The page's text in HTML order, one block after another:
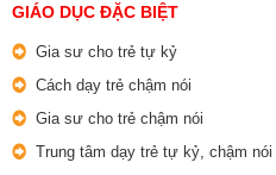
GIÁO DỤC ĐẶC BIỆT
Gia sư cho trẻ tự kỷ
Cách dạy trẻ chậm nói
Gia sư cho trẻ chậm nói
Trung tâm dạy trẻ tự kỷ, chậm nói